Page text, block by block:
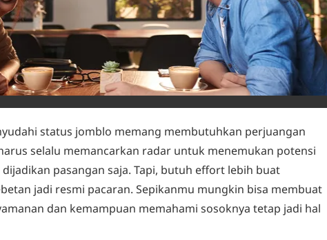
status jomblo memang membutuhkan perjuangan
selalu memancarkan radar untuk menemukan potensi
pasangan saja. Tapi, butuh effort lebih buat
jadi resmi pacaran. Sepikanmu mungkin bisa membuat
dan kemampuan memahami sosoknya tetap jadi hal